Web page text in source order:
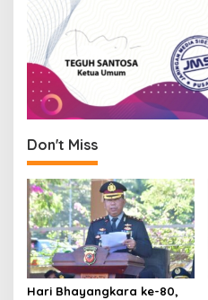
Don't Miss
Hari Bhayangkara ke-80,